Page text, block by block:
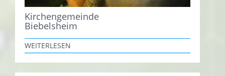
Kirchengemeinde
Biebelsheim
WEITERLESEN